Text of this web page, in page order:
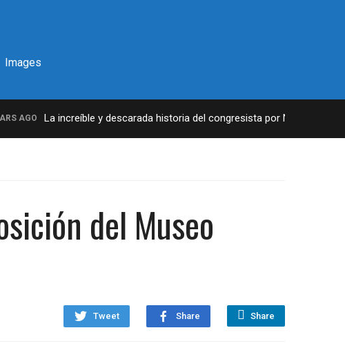
Images
La increíble y descarada historia del congresista por NY George
del Museo
Tweet Share Share